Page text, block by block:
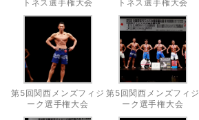
トネス選手権大会
トネス選手権大会
第5回関西メンズフィジ
ーク選手権大会
第5回関西メンズフィジ
ーク選手権大会